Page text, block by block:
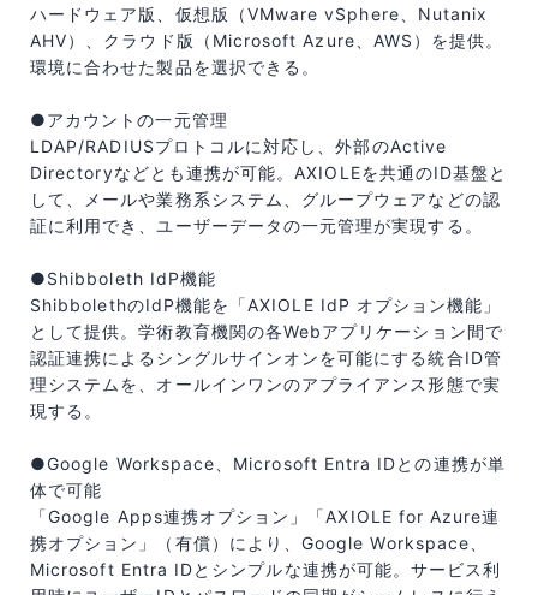
ハードウェア版、仮想版（VMware vSphere、Nutanix
AHV）、クラウド版（Microsoft Azure、AWS）を提供。
環境に合わせた製品を選択できる。
●アカウントの一元管理
LDAP/RADIUSプロトコルに対応し、外部のActive
Directoryなどとも連携が可能。AXIOLEを共通のID基盤と
して、メールや業務系システム、グループウェアなどの認
証に利用でき、ユーザーデータの一元管理が実現する。
●Shibboleth IdP機能
ShibbolethのIdP機能を「AXIOLE IdP オプション機能」
として提供。学術教育機関の各Webアプリケーション間で
認証連携によるシングルサインオンを可能にする統合ID管
理システムを、オールインワンのアプライアンス形態で実
現する。
●Google Workspace、Microsoft Entra IDとの連携が単
体で可能
「Google Apps連携オプション」「AXIOLE for Azure連
携オプション」（有償）により、Google Workspace、
Microsoft Entra IDとシンプルな連携が可能。サービス利